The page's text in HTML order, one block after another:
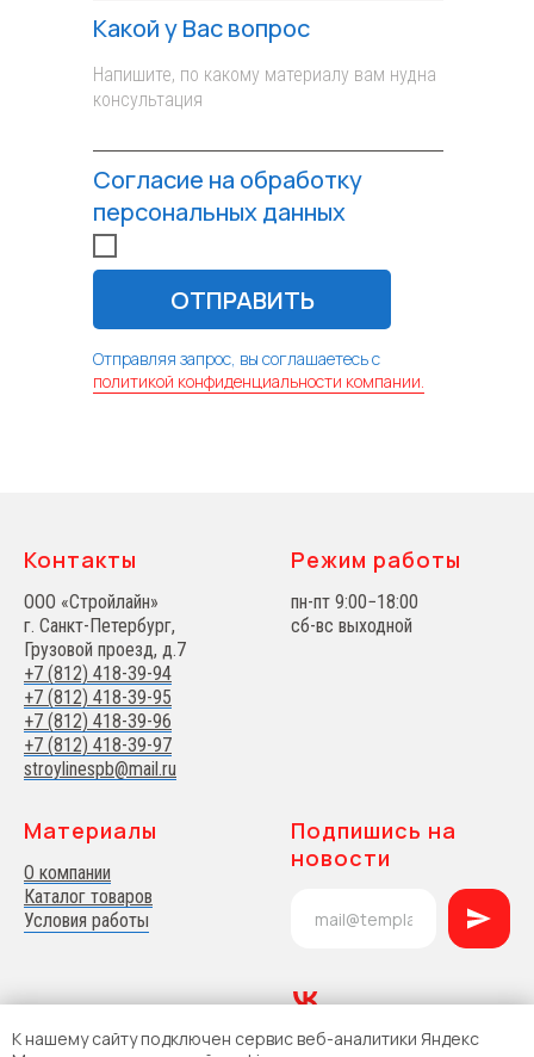
Какой у Вас вопрос
Согласие на обработку
персональных данных
ОТПРАВИТЬ
Отправляя запрос, вы соглашаетесь с
политикой конфиденциальности компании.
Контакты
ООО «Стройлайн»
г. Санкт-Петербург,
Грузовой проезд, д.7
+7 (812) 418-39-94
+7 (812) 418-39-95
+7 (812) 418-39-96
+7 (812) 418-39-97
stroylinespb@mail.ru
Режим работы
пн-пт 9:00−18:00
сб-вс выходной
Материалы
О компании
Каталог товаров
Условия работы
Подпишись на
новости
К нашему сайту подключен сервис веб-аналитики Яндекс